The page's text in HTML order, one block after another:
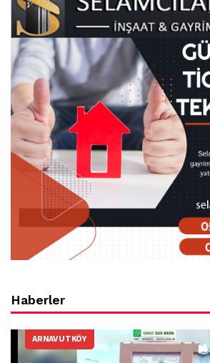
Haberler
ARNAVUTKÖY